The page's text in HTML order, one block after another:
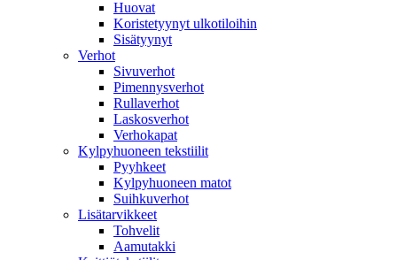
Huovat
Koristetyynyt ulkotiloihin
Sisätyynyt
Verhot
Sivuverhot
Pimennysverhot
Rullaverhot
Laskosverhot
Verhokapat
Kylpyhuoneen tekstiilit
Pyyhkeet
Kylpyhuoneen matot
Suihkuverhot
Lisätarvikkeet
Tohvelit
Aamutakki